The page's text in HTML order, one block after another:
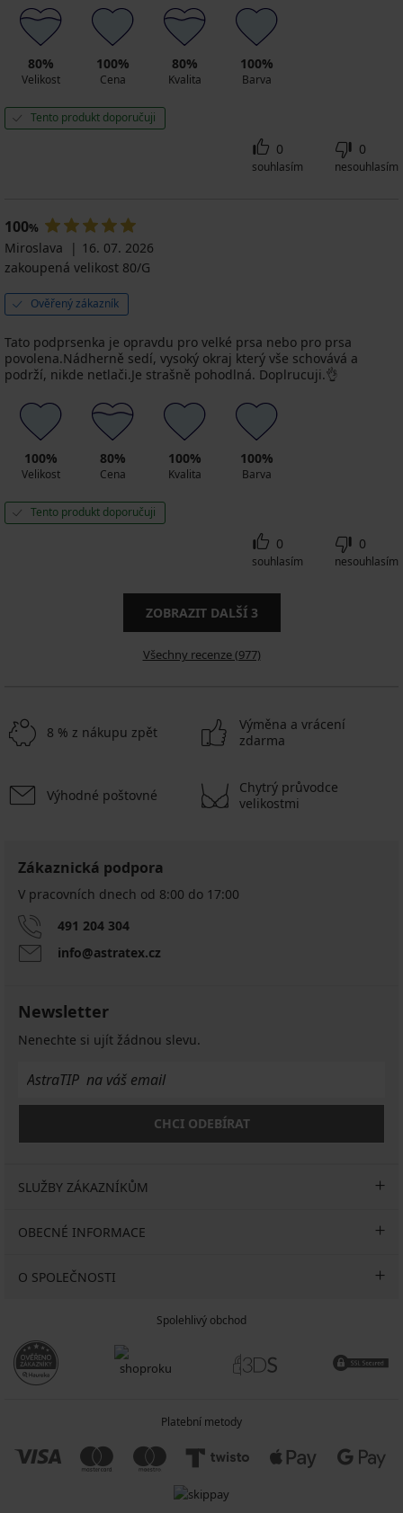
80%
Velikost
100%
Cena
80%
Kvalita
100%
Barva
Tento produkt doporučuji
0
souhlasím
0
nesouhlasím
100%
Miroslava
16. 07. 2026
zakoupená velikost 80/G
Ověřený zákazník
Tato podprsenka je opravdu pro velké prsa nebo pro prsa
povolena.Nádherně sedí, vysoký okraj který vše schovává a
podrží, nikde netlači.Je strašně pohodlná. Doplrucuji.👌
100%
Velikost
80%
Cena
100%
Kvalita
100%
Barva
Tento produkt doporučuji
0
souhlasím
0
nesouhlasím
ZOBRAZIT DALŠÍ 3
Všechny recenze (977)
8 % z nákupu zpět
Výměna a vrácení
zdarma
Výhodné poštovné
Chytrý průvodce
velikostmi
Zákaznická podpora
V pracovních dnech od 8:00 do 17:00
491 204 304
info@astratex.cz
Newsletter
Nenechte si ujít žádnou slevu.
CHCI ODEBÍRAT
SLUŽBY ZÁKAZNÍKŮM
OBECNÉ INFORMACE
O SPOLEČNOSTI
Spolehlivý obchod
Platební metody